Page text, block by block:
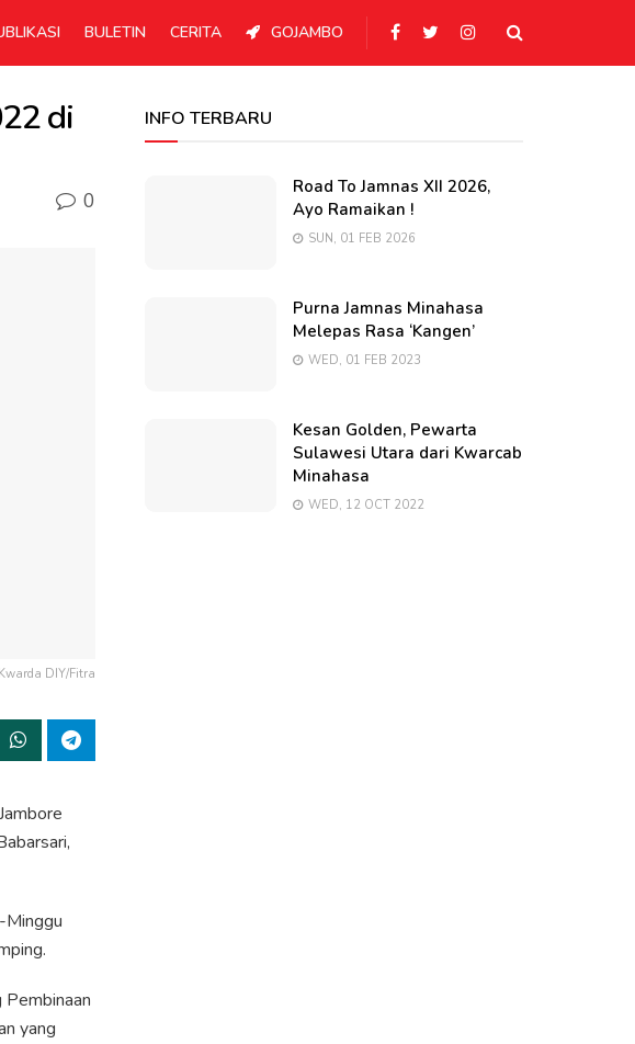
BULETIN CERITA GOJAMBO
di
0
DIY/Fitra
Minggu
yang
INFO TERBARU
Road To Jamnas XII 2026,
Ayo Ramaikan !
SUN, 01 FEB 2026
Purna Jamnas Minahasa
Melepas Rasa ‘Kangen’
WED, 01 FEB 2023
Kesan Golden, Pewarta
Sulawesi Utara dari Kwarcab
Minahasa
WED, 12 OCT 2022